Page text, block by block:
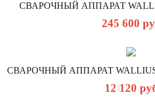
СВАРОЧНЫЙ АППАРАТ
245 600
СВАРОЧНЫЙ АППАРАТ
12 120